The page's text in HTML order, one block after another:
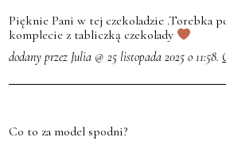
Pięknie Pani w tej czekoladzie .Torebka
komplecie z tabliczką czekolady
dodany przez Julia @ 25 listopada 2025 o 11:58.
Co to za model spodni?